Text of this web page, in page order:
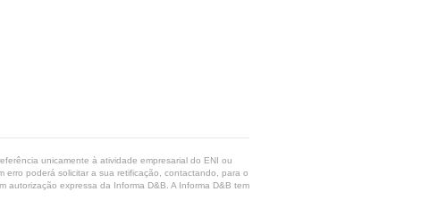
unicamente à atividade empresarial do ENI ou
poderá solicitar a sua retificação, contactando, para o
expressa da Informa D&B. A Informa D&B tem